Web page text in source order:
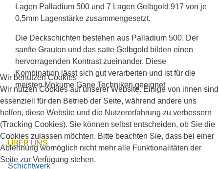
ÜBER UNS
Schichtwerk
Lagen Palladium 500 und 7 Lagen Gelbgold 917 von je
0,5mm Lagenstärke zusammengesetzt.
Die Deckschichten bestehen aus Palladium 500. Der
sanfte Grauton und das satte Gelbgold bilden einen
hervorragenden Kontrast zueinander. Diese
Kombination lässt sich gut verarbeiten und ist für die
meisten Mokume Gane Techniken geeignet
Wir benutzen Cookies
Wir nutzen Cookies auf unserer Website. Einige von ihnen sind
essenziell für den Betrieb der Seite, während andere uns
helfen, diese Website und die Nutzererfahrung zu verbessern
(Tracking Cookies). Sie können selbst entscheiden, ob Sie die
Cookies zulassen möchten. Bitte beachten Sie, dass bei einer
Ablehnung womöglich nicht mehr alle Funktionalitäten der
Seite zur Verfügung stehen.